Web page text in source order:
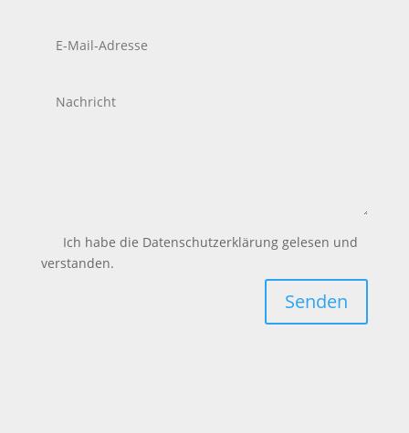
Ich habe die Datenschutzerklärung gelesen und
verstanden.
Senden